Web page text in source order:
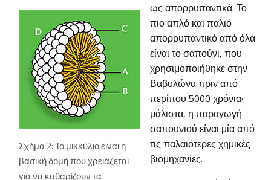
Σχήμα 2: Το μικκύλιο είναι η
βασική δομή που χρειάζεται
για να καθαρίζουν τα
ως απορρυπαντικά. Το
πιο απλό και παλιό
απορρυπαντικό από όλα
είναι το σαπούνι, που
χρησιμοποιήθηκε στην
Βαβυλώνα πριν από
περίπου 5000 χρόνια·
μάλιστα, η παραγωγή
σαπουνιού είναι μία από
τις παλαιότερες χημικές
βιομηχανίες.